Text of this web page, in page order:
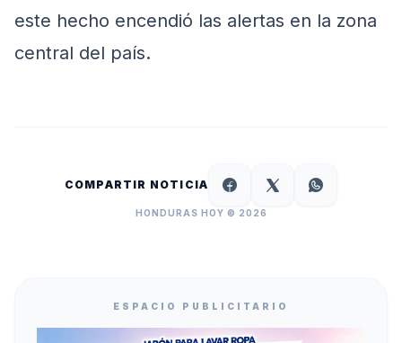
este hecho encendió las alertas en la zona
central del país.
COMPARTIR NOTICIA
HONDURAS HOY © 2026
ESPACIO PUBLICITARIO